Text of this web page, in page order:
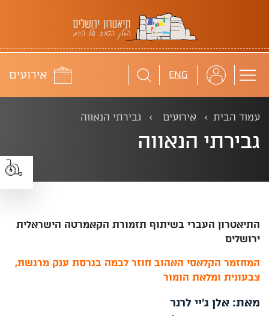
תיאטרון ירושלים
ENG לוח
אירועים
עמוד הבית אירועים גבירתי הנאווה
גבירתי הנאווה
התיאטרון העברי בשיתוף תזמורת הקאמרטה הישראלית
ירושלים
המחזמר הקלאסי האהוב חוזר לבמה בגרסת ענק מרגשת,
צבעונית ומלאת הומור
מאת: אלן ג׳יי לרנר